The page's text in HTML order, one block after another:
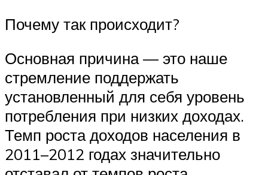
Почему так происходит?
Основная причина — это наше
стремление поддержать
установленный для себя уровень
потребления при низких доходах.
Темп роста доходов населения в
2011–2012 годах значительно